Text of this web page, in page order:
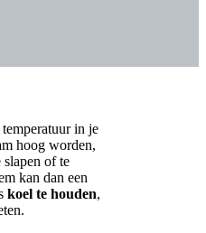
in je
hoog worden,
of te
kan dan een
koel te houden,